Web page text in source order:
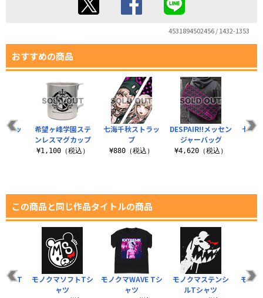
4531894502456 / 1432-1353
おすすめの商品
七海千秋ストラッ
プ
¥880（税込）
DESPAIR!!メッセン
ジャーバッグ
¥4,620（税込）
七海
カッ
希望ヶ峰学園ステ
ンレスマグカップ
¥1,100（税込）
この商品と同じ作品タイトルの商品
モノクマWAVE Tシ
ャツ
モノクマステンシ
ルTシャツ
モノ
ト T
モノクマソフトTシ
ャツ